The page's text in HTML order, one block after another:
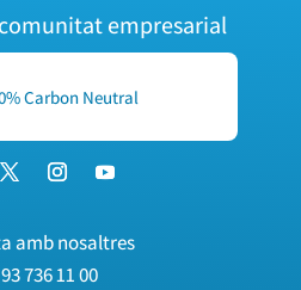
empresarial
Carbon Neutral
amb nosaltres
93 736 11 00